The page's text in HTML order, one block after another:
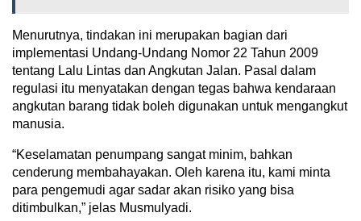
Menurutnya, tindakan ini merupakan bagian dari
implementasi Undang-Undang Nomor 22 Tahun 2009
tentang Lalu Lintas dan Angkutan Jalan. Pasal dalam
regulasi itu menyatakan dengan tegas bahwa kendaraan
angkutan barang tidak boleh digunakan untuk mengangkut
manusia.
“Keselamatan penumpang sangat minim, bahkan
cenderung membahayakan. Oleh karena itu, kami minta
para pengemudi agar sadar akan risiko yang bisa
ditimbulkan,” jelas Musmulyadi.